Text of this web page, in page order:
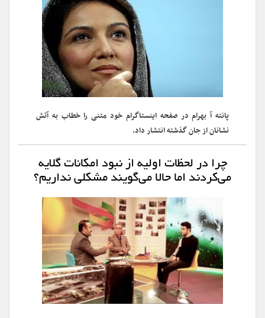
پانته آ بهرام در صفحه اینستاگرام خود متنی را خطاب به آتش
نشانان از جان گذشته انتشار داد.
چرا در لحظات اولیه از نبود امکانات گلایه
می‌کردند اما حالا می‌گویند مشکلی نداریم؟